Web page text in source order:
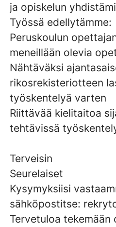
ja opiskelun
Työssä edellytämme:
Peruskoulun
meneillään olevia
Nähtäväksi
rikosrekisteriotteen
työskentelyä varten
Riittävää kielitaitoa
tehtävissä
Terveisin
Seurelaiset
Kysymyksiisi
sähköpostitse:
Tervetuloa